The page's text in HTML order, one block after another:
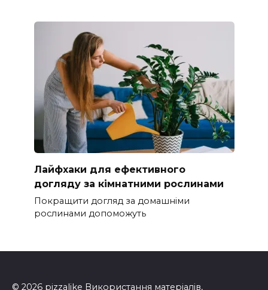
Лайфхаки для ефективного
догляду за кімнатними рослинами
Покращити догляд за домашніми
рослинами допоможуть
© 2026 pizzalike Використання матеріалів,